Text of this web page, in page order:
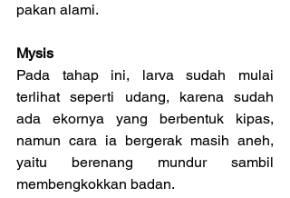
pakan alami.
Mysis
Pada tahap ini, larva sudah mulai
terlihat seperti udang, karena sudah
ada ekornya yang berbentuk kipas,
namun cara ia bergerak masih aneh,
yaitu berenang mundur sambil
membengkokkan badan.